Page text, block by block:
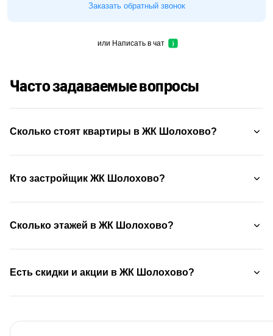
Заказать обратный звонок
или Написать в чат
Часто задаваемые вопросы
Сколько стоят квартиры в ЖК Шолохово?
Кто застройщик ЖК Шолохово?
Сколько этажей в ЖК Шолохово?
Есть скидки и акции в ЖК Шолохово?